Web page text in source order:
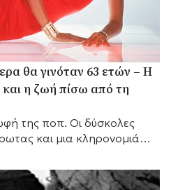
θα γινόταν 63 ετών – Η
η ζωή πίσω από τη
της ποπ. Οι δύσκολες
και μια κληρονομιά